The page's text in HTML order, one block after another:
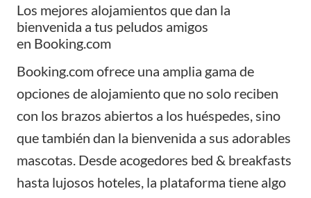
Los mejores alojamientos que dan la
bienvenida a tus peludos amigos
en Booking.com
Booking.comofrece una amplia gama de
opciones de alojamiento que no solo reciben
con los brazos abiertos a los huéspedes, sino
que también dan la bienvenida a sus adorables
mascotas. Desde acogedores bed & breakfasts
hasta lujosos hoteles, la plataforma tiene algo